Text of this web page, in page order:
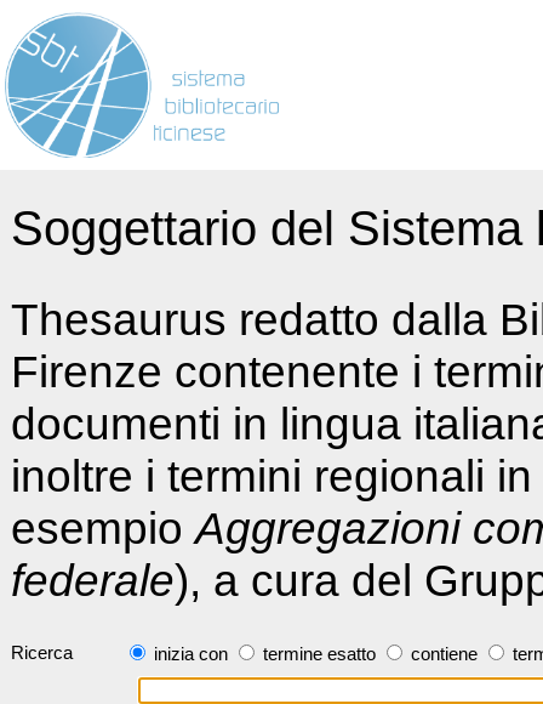
Soggettario del
Thesaurus redatto dalla
Firenze contenente i
documenti in lingua
inoltre i termini regionali
esempioAggregazioni
federale), a cura del
Ricerca inizia con termine esatto contiene